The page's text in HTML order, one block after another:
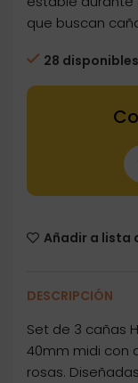
que buscan
28 disponibles
Añadir a lista
DESCRIPCIÓN
Set de 3 cañas
40mm midi con
rosas.